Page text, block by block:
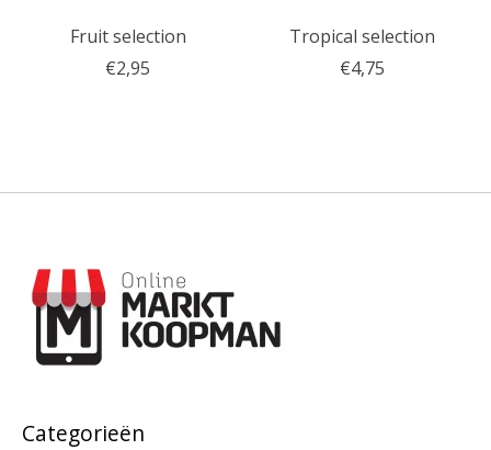
Fruit selection
€2,95
Tropical selection
€4,75
Categorieën